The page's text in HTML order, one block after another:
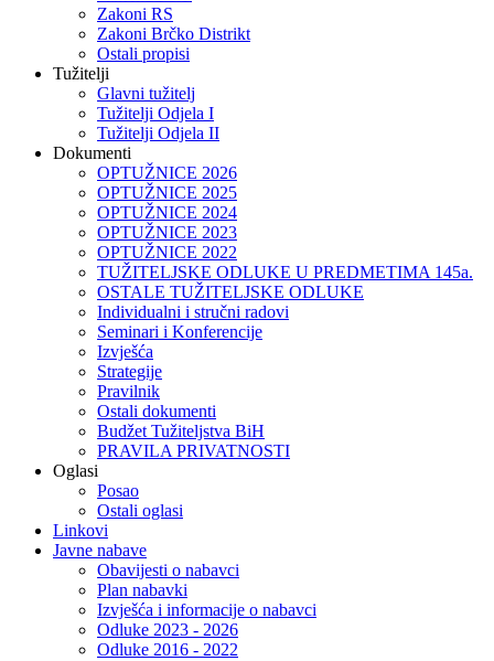
Zakoni RS
Zakoni Brčko Distrikt
Ostali propisi
Tužitelji
Glavni tužitelj
Tužitelji Odjela I
Tužitelji Odjela II
Dokumenti
OPTUŽNICE 2026
OPTUŽNICE 2025
OPTUŽNICE 2024
OPTUŽNICE 2023
OPTUŽNICE 2022
TUŽITELJSKE ODLUKE U PREDMETIMA 145a.
OSTALE TUŽITELJSKE ODLUKE
Individualni i stručni radovi
Seminari i Konferencije
Izvješća
Strategije
Pravilnik
Ostali dokumenti
Budžet Tužiteljstva BiH
PRAVILA PRIVATNOSTI
Oglasi
Posao
Ostali oglasi
Linkovi
Javne nabave
Obavijesti o nabavci
Plan nabavki
Izvješća i informacije o nabavci
Odluke 2023 - 2026
Odluke 2016 - 2022